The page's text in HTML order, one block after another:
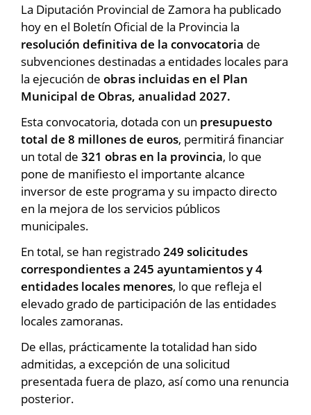
La Diputación Provincial de Zamora ha publicado
hoy en el Boletín Oficial de la Provincia la
resolución definitiva de la convocatoria de
subvenciones destinadas a entidades locales para
la ejecución de obras incluidas en el Plan
Municipal de Obras, anualidad 2027.
Esta convocatoria, dotada con un presupuesto
total de 8 millones de euros, permitirá financiar
un total de 321 obras en la provincia, lo que
pone de manifiesto el importante alcance
inversor de este programa y su impacto directo
en la mejora de los servicios públicos
municipales.
En total, se han registrado249 solicitudes
correspondientes a 245 ayuntamientos y 4
entidades locales menores, lo que refleja el
elevado grado de participación de las entidades
locales zamoranas.
De ellas, prácticamente la totalidad han sido
admitidas, a excepción de una solicitud
presentada fuera de plazo, así como una renuncia
posterior.